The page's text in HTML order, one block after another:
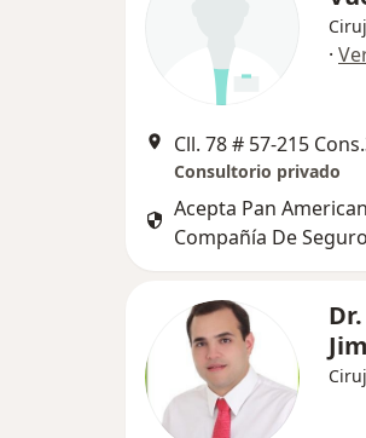
·
Cll. 78 # 57-215
Consultorio privado
Acepta Pan
Compañía De